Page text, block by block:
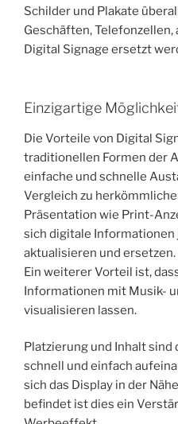
Schilder und Plakate
Geschäften, Telefonzellen,
Digital Signage ersetzt
Einzigartige
Die Vorteile von Digital
traditionellen Formen der
einfache und schnelle
Vergleich zu
Präsentation wie Print-
sich digitale Informationen
aktualisieren und ersetzen.
Ein weiterer Vorteil ist,
Informationen mit Musik-
visualisieren lassen.
Platzierung und Inhalt
schnell und einfach
sich das Display in der
befindet ist dies ein